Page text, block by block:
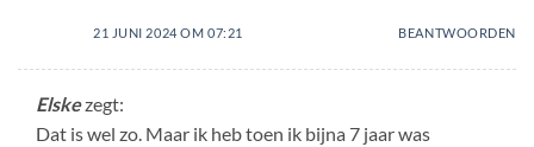
21 JUNI 2024 OM 07:21 BEANTWOORDEN
Elskezegt:
Dat is wel zo. Maar ik heb toen ik bijna 7 jaar was